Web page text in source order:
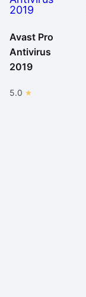
Avast Pro
Antivirus
2019
5.0